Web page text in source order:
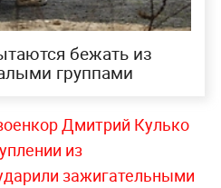
бежать из
группами
Дмитрий Кулько
из
зажигательными